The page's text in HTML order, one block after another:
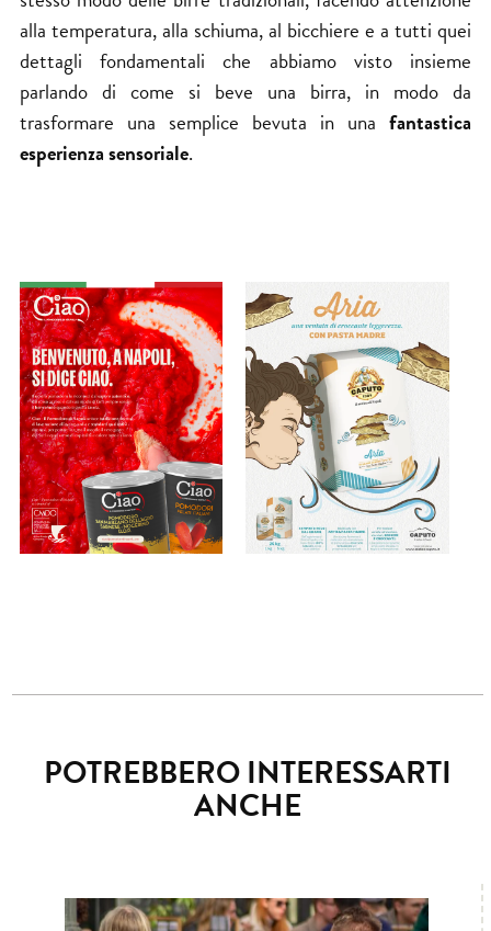
alla temperatura, alla schiuma, al bicchiere e a tutti quei
dettagli fondamentali che abbiamo visto insieme
parlando di come si beve una birra, in modo da
trasformare una semplice bevuta in unafantastica
esperienza sensoriale.
POTREBBERO INTERESSARTI
ANCHE